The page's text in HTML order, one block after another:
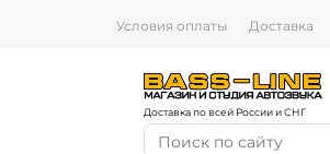
Условия оплаты Доставка
Доставка по всей России и СНГ